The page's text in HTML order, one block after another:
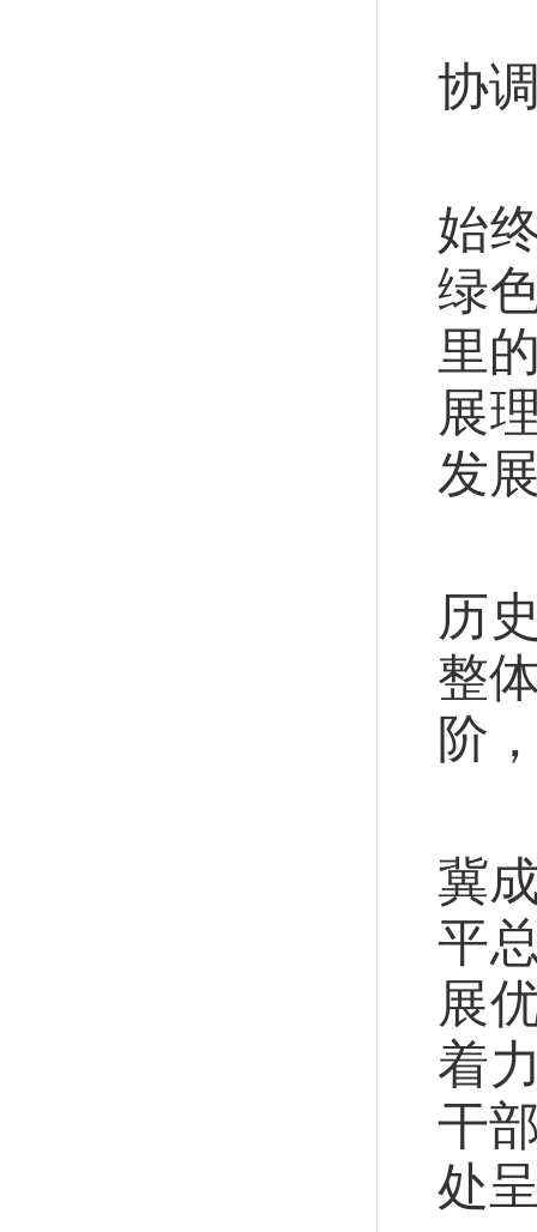
协
始
绿
里
展
发
历
整
阶
冀
平
展
着
干
处